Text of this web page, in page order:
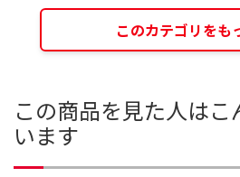
このカテゴリをも
この商品を見た人は
います